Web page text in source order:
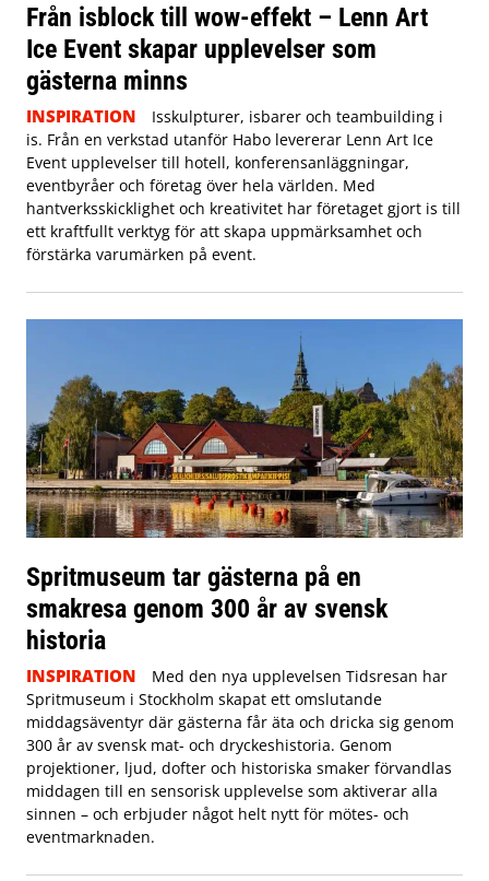
Från isblock till wow-effekt – Lenn Art
Ice Event skapar upplevelser som
gästerna minns
INSPIRATION
Isskulpturer, isbarer och teambuilding i
is. Från en verkstad utanför Habo levererar Lenn Art Ice
Event upplevelser till hotell, konferensanläggningar,
eventbyråer och företag över hela världen. Med
hantverksskicklighet och kreativitet har företaget gjort is till
ett kraftfullt verktyg för att skapa uppmärksamhet och
förstärka varumärken på event.
Spritmuseum tar gästerna på en
smakresa genom 300 år av svensk
historia
INSPIRATION
Med den nya upplevelsen Tidsresan har
Spritmuseum i Stockholm skapat ett omslutande
middagsäventyr där gästerna får äta och dricka sig genom
300 år av svensk mat- och dryckeshistoria. Genom
projektioner, ljud, dofter och historiska smaker förvandlas
middagen till en sensorisk upplevelse som aktiverar alla
sinnen – och erbjuder något helt nytt för mötes- och
eventmarknaden.